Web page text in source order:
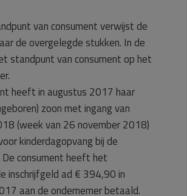
van consument verwijst de
de overgelegde stukken. In de
standpunt van consument op het
heeft in augustus 2017 haar
zoon met ingang van
(week van 26 november 2018)
kinderdagopvang bij de
De consument heeft het
inschrijfgeld ad € 394,90 in
aan de ondernemer betaald.